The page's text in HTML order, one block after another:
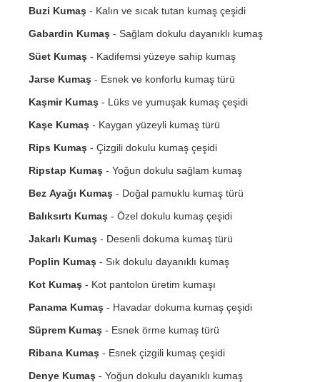
Buzi Kumaş - Kalın ve sıcak tutan kumaş çeşidi
Gabardin Kumaş - Sağlam dokulu dayanıklı kumaş
Süet Kumaş - Kadifemsi yüzeye sahip kumaş
Jarse Kumaş - Esnek ve konforlu kumaş türü
Kaşmir Kumaş - Lüks ve yumuşak kumaş çeşidi
Kaşe Kumaş - Kaygan yüzeyli kumaş türü
Rips Kumaş - Çizgili dokulu kumaş çeşidi
Ripstap Kumaş - Yoğun dokulu sağlam kumaş
Bez Ayağı Kumaş - Doğal pamuklu kumaş türü
Balıksırtı Kumaş - Özel dokulu kumaş çeşidi
Jakarlı Kumaş - Desenli dokuma kumaş türü
Poplin Kumaş - Sık dokulu dayanıklı kumaş
Kot Kumaş - Kot pantolon üretim kumaşı
Panama Kumaş - Havadar dokuma kumaş çeşidi
Süprem Kumaş - Esnek örme kumaş türü
Ribana Kumaş - Esnek çizgili kumaş çeşidi
Denye Kumaş - Yoğun dokulu dayanıklı kumaş